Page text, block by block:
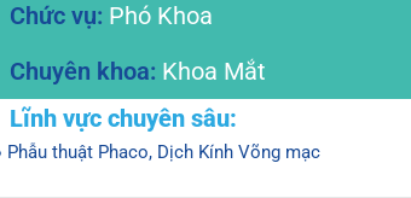
Phó Khoa
Khoa Mắt
Phẫu thuật Phaco, Dịch Kính Võng mạc